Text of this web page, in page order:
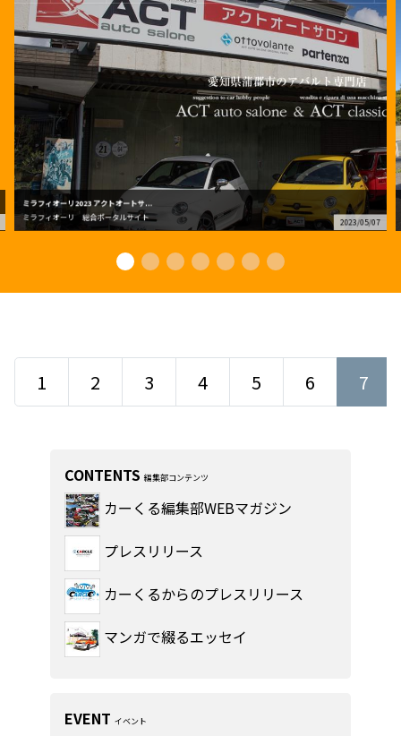
ミラフィオーリ2023 アクトオートサ...
ミラフィオーリ 総合ポータルサイト
2023/05/07
1 2 3 4 5 6 7
CONTENTS編集部コンテンツ
カーくる編集部WEBマガジン
プレスリリース
カーくるからのプレスリリース
マンガで綴るエッセイ
EVENT イベント